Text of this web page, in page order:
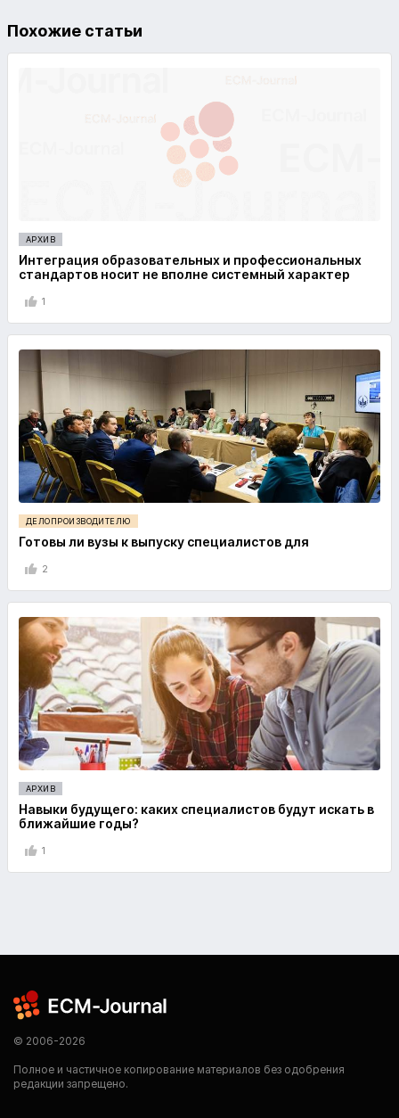
Похожие статьи
АРХИВ
Интеграция образовательных и профессиональных
стандартов носит не вполне системный характер
1
ДЕЛОПРОИЗВОДИТЕЛЮ
Готовы ли вузы к выпуску специалистов для
2
АРХИВ
Навыки будущего: каких специалистов будут искать в
ближайшие годы?
1
© 2006-2026
Полное и частичное копирование материалов без одобрения
редакции запрещено.